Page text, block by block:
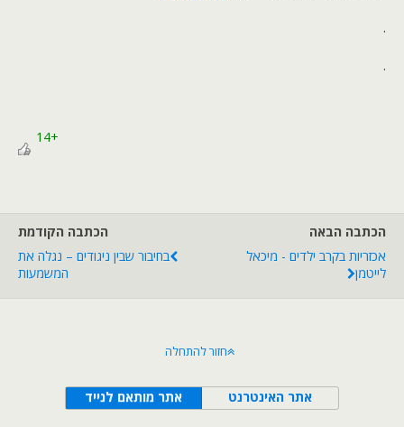
.
.
+14
הכתבה הקודמת
בחיבור שבין ניגודים – נגלה את
המשמעות
הכתבה הבאה
אכזריות בקרב ילדים - מיכאל
לייטמן
חזור להתחלה
אתר מותאם לנייד אתר האינטרנט